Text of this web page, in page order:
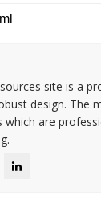
site is a
design. The
are